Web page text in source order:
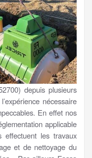
depuis plusieurs
nécessaire
En effet nos
applicable
effectuent les travaux
et de nettoyage du